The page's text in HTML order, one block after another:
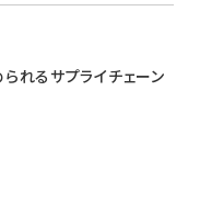
られるサプライチェーン